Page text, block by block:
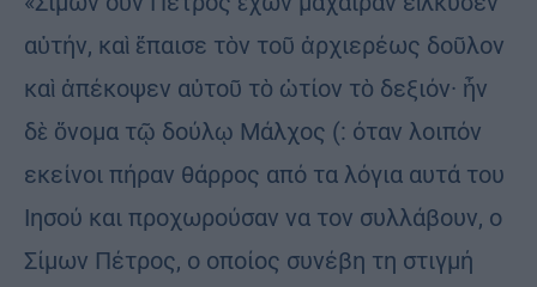
αὐτήν, καὶ ἔπαισε τὸν τοῦ ἀρχιερέως δοῦλον
καὶ ἀπέκοψεν αὐτοῦ τὸ ὠτίον τὸ δεξιόν· ἦν
δὲ ὄνομα τῷ δούλῳ Μάλχος (: όταν λοιπόν
εκείνοι πήραν θάρρος από τα λόγια αυτά του
Ιησού και προχωρούσαν να τον συλλάβουν, ο
Σίμων Πέτρος, ο οποίος συνέβη τη στιγμή